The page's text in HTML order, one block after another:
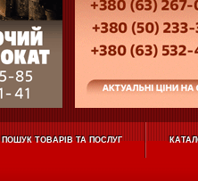
ПОШУК ТОВАРІВ ТА ПОСЛУГ